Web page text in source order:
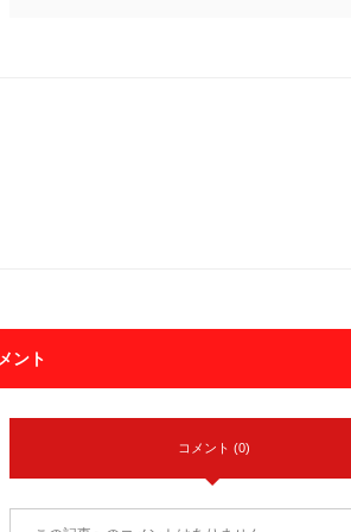
ント
コメント (0)